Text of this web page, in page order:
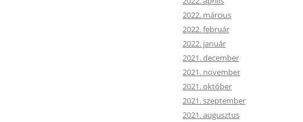
2022. március
2022. február
2022. január
2021. december
2021. november
2021. október
2021. szeptember
2021. augusztus